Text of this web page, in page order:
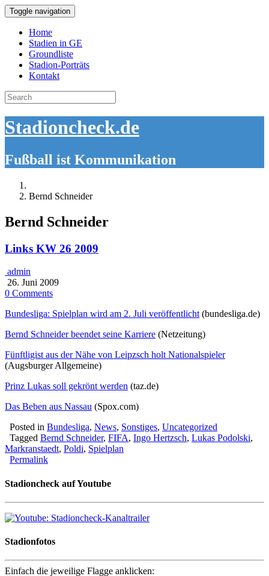
Toggle navigation
Home
Stadien in GE
Groundliste
Stadion-Porträts
Kontakt
Search
for:
Stadioncheck.de
Fußball ist Kommunikation
Bernd Schneider
Bernd Schneider
Links KW 26 2009
admin
26. Juni 2009
0 Comments
Bundesliga: Spielplan wird am 2. Juli veröffentlicht (bundesliga.de)
Bernd Schneider beendet seine Karriere (Netzeitung)
Fünftligist aus der Nähe von Leipzsch holt Nationalspieler
(Augsburger Allgemeine)
Prinz Lukas soll gekrönt werden (taz.de)
Das Beben aus Nassau (Spox.com)
Posted in Bundesliga, News, Sonstiges, Uncategorized
Tagged Bernd Schneider, FIFA, Ingo Hertzsch, Lukas Podolski,
Markranstaedt, Poldi, Spielplan
Permalink
Stadioncheck auf Youtube
Stadionfotos
Einfach die jeweilige Flagge anklicken: